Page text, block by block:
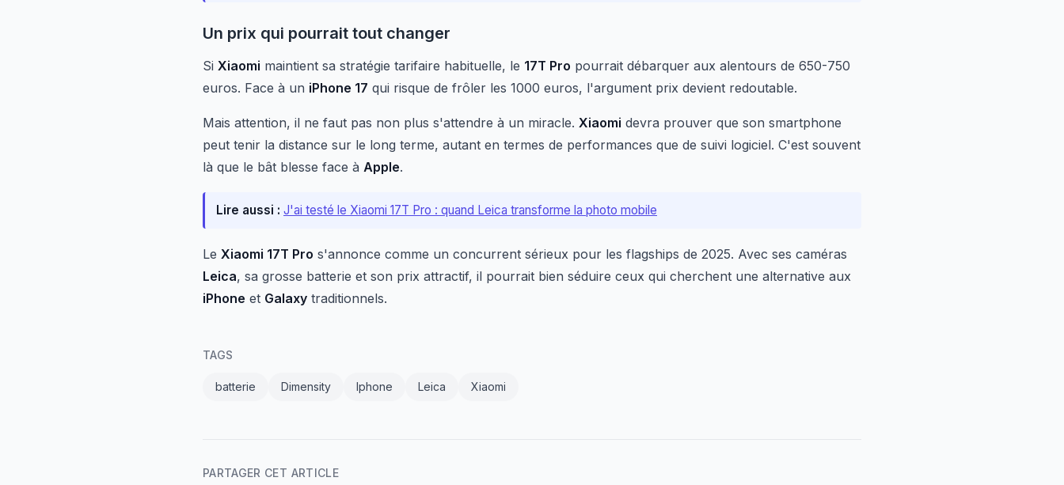
Un prix qui pourrait tout changer
Si Xiaomi maintient sa stratégie tarifaire habituelle, le 17T Pro pourrait débarquer aux alentours de 650-750
euros. Face à un iPhone 17 qui risque de frôler les 1000 euros, l'argument prix devient redoutable.
Mais attention, il ne faut pas non plus s'attendre à un miracle. Xiaomi devra prouver que son smartphone
peut tenir la distance sur le long terme, autant en termes de performances que de suivi logiciel. C'est souvent
là que le bât blesse face à Apple.
Lire aussi : J'ai testé le Xiaomi 17T Pro : quand Leica transforme la photo mobile
Le Xiaomi 17T Pro s'annonce comme un concurrent sérieux pour les flagships de 2025. Avec ses caméras
Leica, sa grosse batterie et son prix attractif, il pourrait bien séduire ceux qui cherchent une alternative aux
iPhone et Galaxy traditionnels.
TAGS
batterie Dimensity Iphone Leica Xiaomi
PARTAGER CET ARTICLE